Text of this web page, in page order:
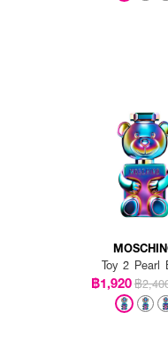
Toy 2 Pearl
฿1,920฿